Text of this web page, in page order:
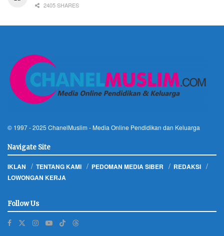
2405 SHARES
© 1997 - 2025 ChanelMuslim - Media Online Pendidikan dan Keluarga
Navigate Site
IKLAN TENTANG KAMI PEDOMAN MEDIA SIBER
REDAKSI
LOWONGAN KERJA
Follow Us